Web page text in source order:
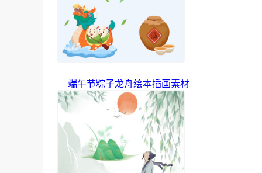
端午节粽子龙舟绘本插画素材